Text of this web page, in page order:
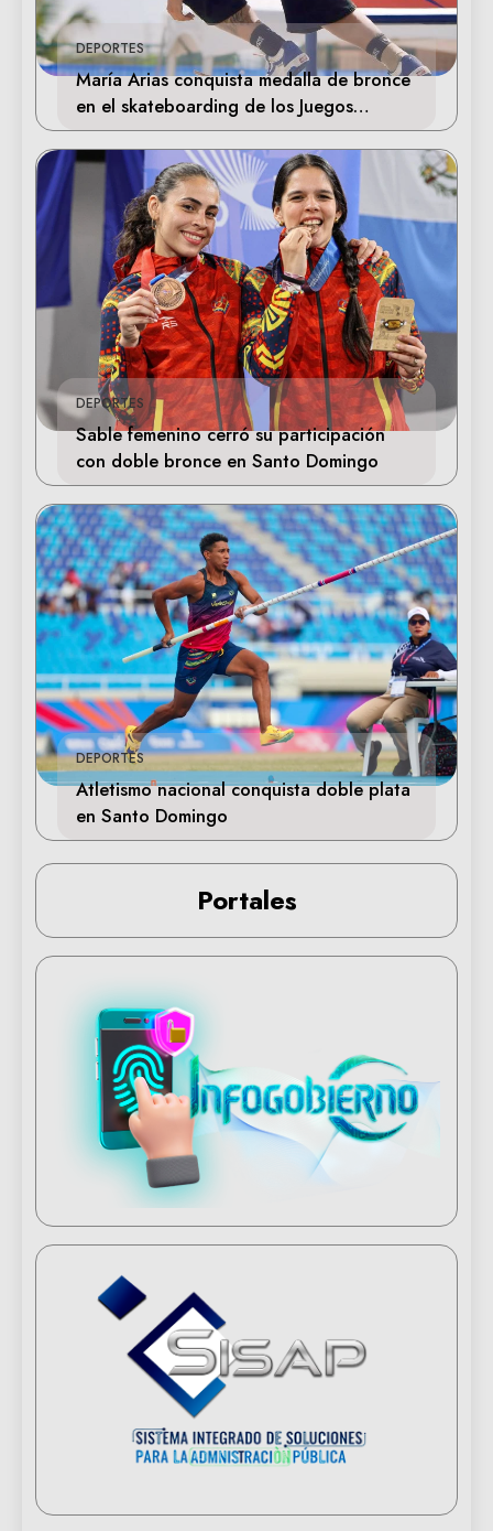
DEPORTES
María Arias conquista medalla de bronce
en el skateboarding de los Juegos
Centroamericanos
DEPORTES
Sable femenino cerró su participación
con doble bronce en Santo Domingo
DEPORTES
Atletismo nacional conquista doble plata
en Santo Domingo
Portales